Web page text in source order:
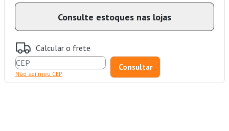
Consulte estoques nas lojas
Calcular o frete
Não sei meu CEP